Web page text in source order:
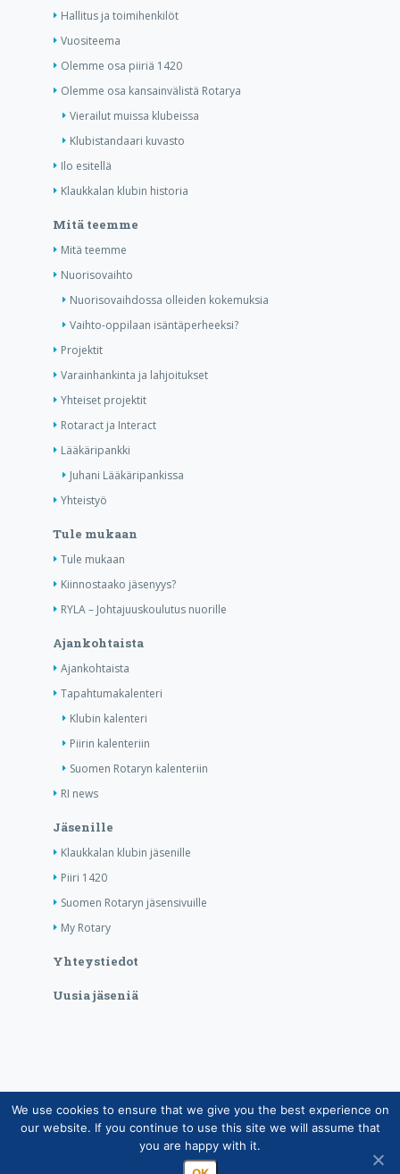
Hallitus ja toimihenkilöt
Vuositeema
Olemme osa piiriä 1420
Olemme osa kansainvälistä Rotarya
Vierailut muissa klubeissa
Klubistandaari kuvasto
Ilo esitellä
Klaukkalan klubin historia
Mitä teemme
Mitä teemme
Nuorisovaihto
Nuorisovaihdossa olleiden kokemuksia
Vaihto-oppilaan isäntäperheeksi?
Projektit
Varainhankinta ja lahjoitukset
Yhteiset projektit
Rotaract ja Interact
Lääkäripankki
Juhani Lääkäripankissa
Yhteistyö
Tule mukaan
Tule mukaan
Kiinnostaako jäsenyys?
RYLA – Johtajuuskoulutus nuorille
Ajankohtaista
Ajankohtaista
Tapahtumakalenteri
Klubin kalenteri
Piirin kalenteriin
Suomen Rotaryn kalenteriin
RI news
Jäsenille
Klaukkalan klubin jäsenille
Piiri 1420
Suomen Rotaryn jäsensivuille
My Rotary
Yhteystiedot
Uusia jäseniä
Copyright © Suomen Rotarypalvelu ry 2026 |
Jäsentietojärjestelmän tietosuojaseloste|Henkilötietojen
käsittely Rotarytoiminnassa
We use cookies to ensure that we give you the best experience on
our website. If you continue to use this site we will assume that
you are happy with it.